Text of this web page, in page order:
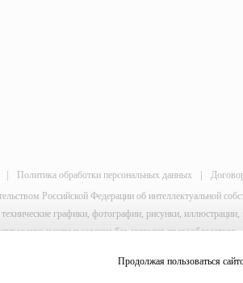
| Политика обработки персональных данных |
Российской Федерации об интеллектуальной
технические графики, фотографии, рисунки,
и использование без согласия правообладателя.
Продолжая пользоваться